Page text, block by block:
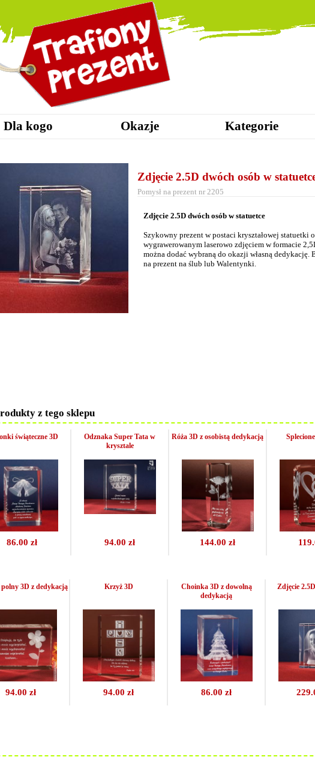
Dla kogo Okazje Kategorie
Zdjęcie 2.5D dwóch osób w
Pomysł na prezent nr 2205
Zdjęcie 2.5D dwóch osób w statuetce
Szykowny prezent w postaci kryształowej statuetki
wygrawerowanym laserowo zdjęciem w formacie
można dodać wybraną do okazji własną dedykację.
na prezent na ślub lub Walentynki.
z tego sklepu
86.00 zł
świąteczne 3D
94.00 zł
Odznaka Super Tata w
krysztale
144.00 zł
Róża 3D z osobistą dedykacją
94.00 zł
3D z dedykacją
94.00 zł
Krzyż 3D
86.00 zł
Choinka 3D z dowolną
dedykacją
Zdjęcie